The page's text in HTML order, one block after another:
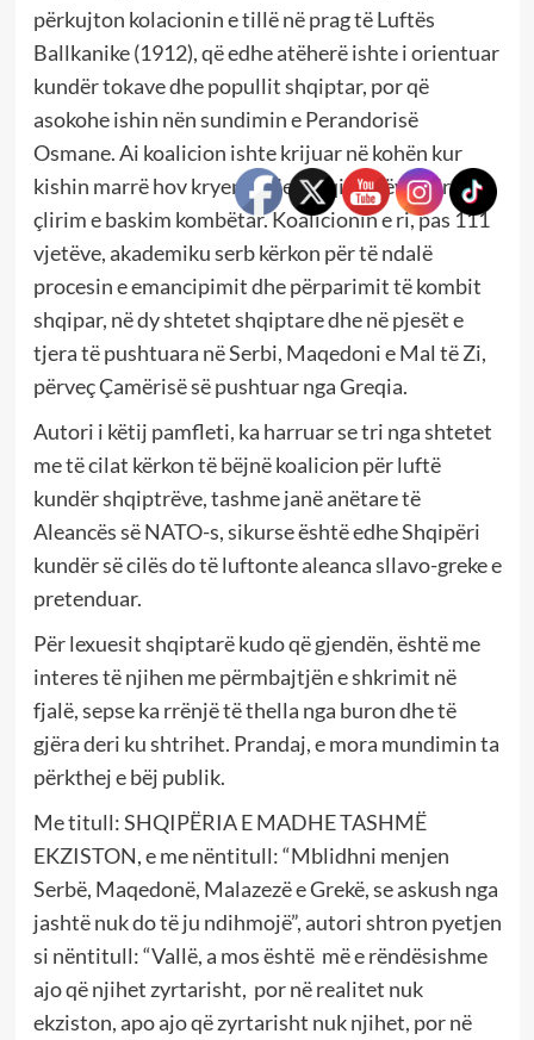
përkujton kolacionin e tillë në prag të Luftës
Ballkanike (1912), që edhe atëherë ishte i orientuar
kundër tokave dhe popullit shqiptar, por që
asokohe ishin nën sundimin e Perandorisë
Osmane. Ai koalicion ishte krijuar në kohën kur
kishin marrë hov kryengritjet shqiptarëve për
çlirim e baskim kombëtar. Koalicionin e ri, pas 111
vjetëve, akademiku serb kërkon për të ndalë
procesin e emancipimit dhe përparimit të kombit
shqipar, në dy shtetet shqiptare dhe në pjesët e
tjera të pushtuara në Serbi, Maqedoni e Mal të Zi,
përveç Çamërisë së pushtuar nga Greqia.
Autori i këtij pamfleti, ka harruar se tri nga shtetet
me të cilat kërkon të bëjnë koalicion për luftë
kundër shqiptrëve, tashme janë anëtare të
Aleancës së NATO-s, sikurse është edhe Shqipëri
kundër së cilës do të luftonte aleanca sllavo-greke e
pretenduar.
Për lexuesit shqiptarë kudo që gjendën, është me
interes të njihen me përmbajtjën e shkrimit në
fjalë, sepse ka rrënjë të thella nga buron dhe të
gjëra deri ku shtrihet. Prandaj, e mora mundimin ta
përkthej e bëj publik.
Me titull: SHQIPËRIA E MADHE TASHMË
EKZISTON, e me nëntitull: “Mblidhni menjen
Serbë, Maqedonë, Malazezë e Grekë, se askush nga
jashtë nuk do të ju ndihmojë”, autori shtron pyetjen
si nëntitull: “Vallë, a mos është më e rëndësishme
ajo që njihet zyrtarisht, por në realitet nuk
ekziston, apo ajo që zyrtarisht nuk njihet, por në